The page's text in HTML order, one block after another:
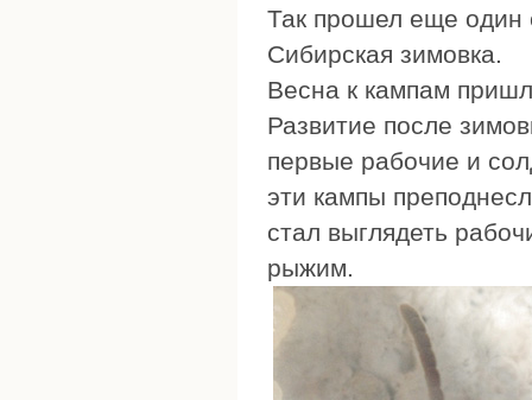
Так прошел еще один
Сибирская зимовка.
Весна к кампам
Развитие после
первые рабочие и
эти кампы
стал выглядеть
рыжим.